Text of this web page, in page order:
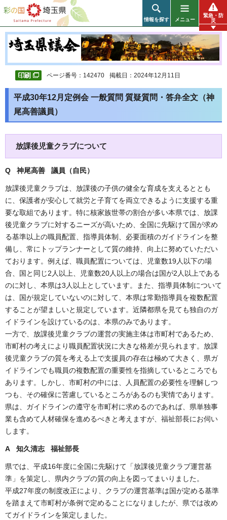
彩の国 埼玉県
情報を探す メニュー
緊急・防
災
ページ番号：142470 掲載日：2024年12月11日
平成30年12月定例会 一般質問 質疑質問・答弁全文（神
尾高善議員）
放課後児童クラブについて
Q 神尾高善 議員（自民）
放課後児童クラブは、放課後の子供の健全な育成を支えるととも
に、保護者が安心して就労と子育てを両立できるように支援する重
要な取組であります。特に核家族世帯の割合が多い本県では、放課
後児童クラブに対するニーズが高いため、全国に先駆けて国が求め
る基準以上の職員配置、指導員体制、必要面積のガイドラインを整
備し、常にトップランナーとして質の維持、向上に努めていただい
ております。例えば、職員配置については、児童数19人以下の場
合、国と同じ2人以上、児童数20人以上の場合は国が2人以上である
のに対し、本県は3人以上としています。また、指導員体制について
は、国が規定していないのに対して、本県は常勤指導員を複数配置
することが望ましいと規定しています。近隣都県を見ても独自のガ
イドラインを設けているのは、本県のみであります。
一方で、放課後児童クラブの運営の実施主体は市町村であるため、
市町村の考えにより職員配置状況に大きな格差が見られます。放課
後児童クラブの質を考える上で支援員の存在は極めて大きく、県ガ
イドラインでも職員の複数配置の重要性を指摘しているところでも
あります。しかし、市町村の中には、人員配置の必要性を理解しつ
つも、その確保に苦慮しているところがあるのも実情であります。
県は、ガイドラインの遵守を市町村に求めるのであれば、県単独事
業も含めて人材確保を進めるべきと考えますが、福祉部長にお伺い
します。
A 知久清志 福祉部長
県では、平成16年度に全国に先駆けて「放課後児童クラブ運営基
準」を策定し、県内クラブの質の向上を図ってまいりました。
平成27年度の制度改正により、クラブの運営基準は国が定める基準
を踏まえて市町村が条例で定めることになりましたが、県では改め
てガイドラインを策定しました。